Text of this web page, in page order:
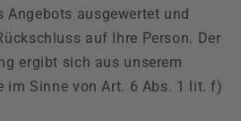
Angebots ausgewertet und
auf Ihre Person. Der
ergibt sich aus unserem
im Sinne von Art. 6 Abs. 1 lit. f)